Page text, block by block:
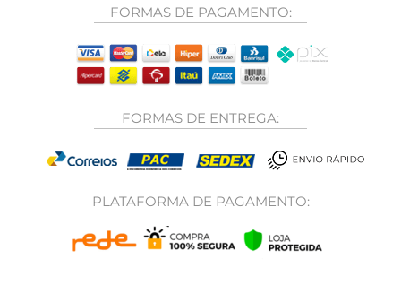
FORMAS DE PAGAMENTO:
FORMAS DE ENTREGA:
PLATAFORMA DE PAGAMENTO: